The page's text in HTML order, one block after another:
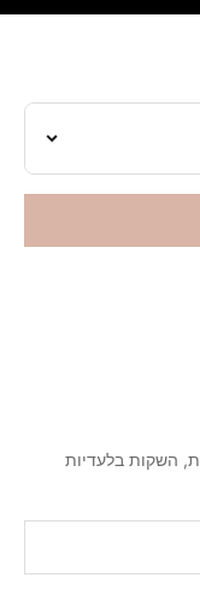
השקות בלעדיות